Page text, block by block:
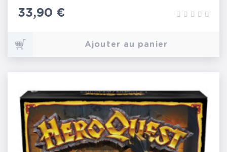
Prix
33,90 €
Ajouter au panier